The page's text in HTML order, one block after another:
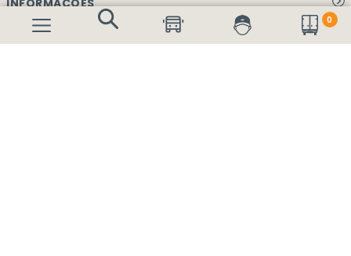
0
INFORMAÇÕES
Aviso de privacidade Dex Peças
A EMPRESA